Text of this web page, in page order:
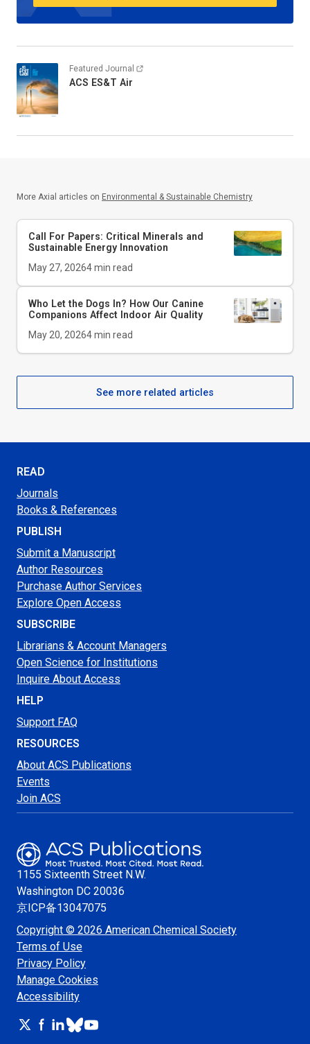
Featured Journal
ACS ES&T Air
More Axial articles on Environmental & Sustainable Chemistry
Call For Papers: Critical Minerals and
Sustainable Energy Innovation
May 27, 20264min read
Who Let the Dogs In? How Our Canine
Companions Affect Indoor Air Quality
May 20, 20264min read
See more related articles
READ
Journals
Books & References
PUBLISH
Submit a Manuscript
Author Resources
Purchase Author Services
Explore Open Access
SUBSCRIBE
Librarians & Account Managers
Open Science for Institutions
Inquire About Access
HELP
Support FAQ
RESOURCES
About ACS Publications
Events
Join ACS
1155 Sixteenth Street N.W.
Washington DC 20036
京ICP备13047075
Copyright © 2026 American Chemical Society
Terms of Use
Privacy Policy
Manage Cookies
Accessibility